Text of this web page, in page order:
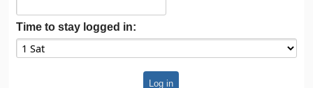
Time to stay logged in: